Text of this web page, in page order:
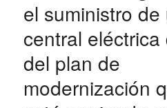
el suministro de
central eléctrica
del plan de
modernización